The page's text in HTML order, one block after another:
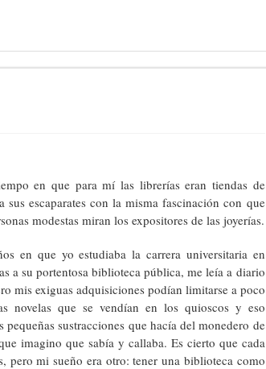
en que para mí las librerías eran tiendas de
sus escaparates con la misma fascinación con que
modestas miran los expositores de las joyerías.
en que yo estudiaba la carrera universitaria en
a su portentosa biblioteca pública, me leía a diario
mis exiguas adquisiciones podían limitarse a poco
novelas que se vendían en los quioscos y eso
pequeñas sustracciones que hacía del monedero de
imagino que sabía y callaba. Es cierto que cada
pero mi sueño era otro: tener una biblioteca como